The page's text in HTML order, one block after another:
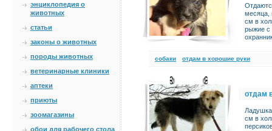
энциклопедия о
животных
статьи
законы о животных
породы животных
ветеринарные клиники
аптеки
приюты
зоомагазины
обои для рабочего стола
месяца,
см в
рыжие с
cобаки отдам в хорошие руки
отдам
см в